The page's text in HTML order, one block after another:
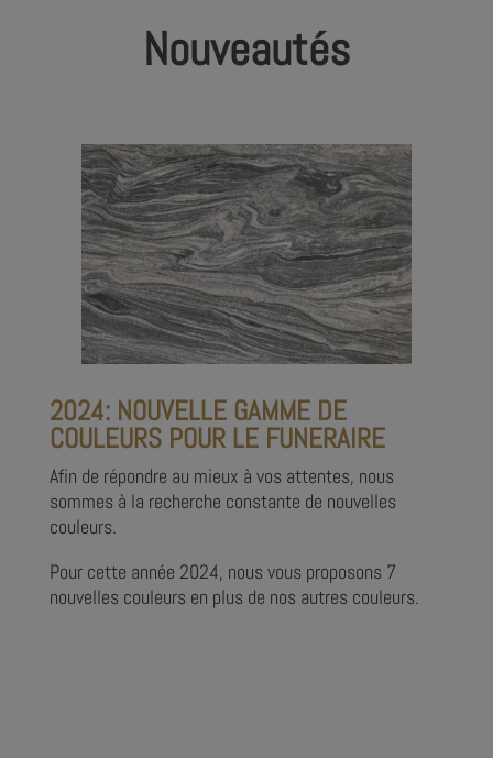
Nouveautés
2024: NOUVELLE GAMME DE
COULEURS POUR LE FUNERAIRE
Afin de répondre au mieux à vos attentes, nous
sommes à la recherche constante de nouvelles
couleurs.
Pour cette année 2024, nous vous proposons 7
nouvelles couleurs en plus de nos autres couleurs.